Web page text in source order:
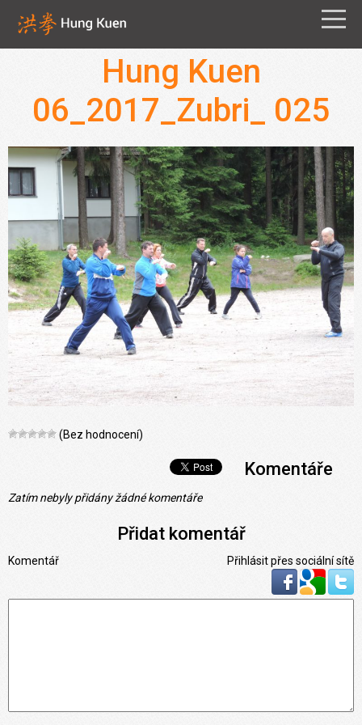
Hung Kuen
06_2017_Zubri_ 025
(Bez hodnocení)
Komentáře
Zatím nebyly přidány žádné komentáře
Přidat komentář
Přihlásit přes sociální sítě
Komentář